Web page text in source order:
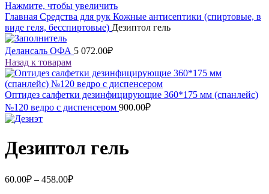
Нажмите, чтобы увеличить
Главная Средства для рук Кожные антисептики (спиртовые, в
виде геля, бесспиртовые) Дезиптол гель
Делансаль ОФА 5 072.00₽
Назад к товарам
Оптидез салфетки дезинфицирующие 360*175 мм (спанлейс)
№120 ведро с диспенсером 900.00₽
Дезиптол гель
60.00₽ – 458.00₽Диапазон